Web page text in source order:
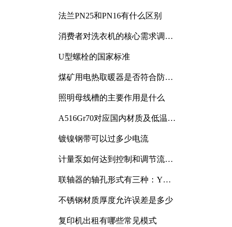
法兰PN25和PN16有什么区别
消费者对洗衣机的核心需求调研
U型螺栓的国家标准
煤矿用电热取暖器是否符合防爆
照明母线槽的主要作用是什么
A516Gr70对应国内材质及低温冲
镀镍钢带可以过多少电流
计量泵如何达到控制和调节流量
联轴器的轴孔形式有三种：Y
不锈钢材质厚度允许误差是多少
复印机出租有哪些常见模式